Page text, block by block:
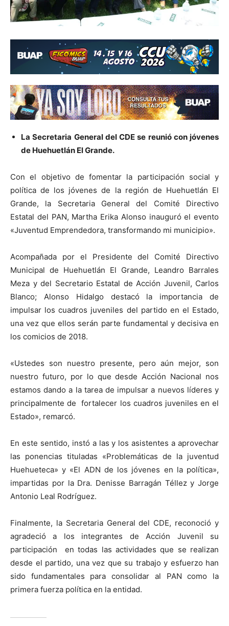
La Secretaria General del CDE se reunió con jóvenes
de Huehuetlán El Grande.
Con el objetivo de fomentar la participación social y
política de los jóvenes de la región de Huehuetlán El
Grande, la Secretaria General del Comité Directivo
Estatal del PAN, Martha Erika Alonso inauguró el evento
«Juventud Emprendedora, transformando mi municipio».
Acompañada por el Presidente del Comité Directivo
Municipal de Huehuetlán El Grande, Leandro Barrales
Meza y del Secretario Estatal de Acción Juvenil, Carlos
Blanco; Alonso Hidalgo destacó la importancia de
impulsar los cuadros juveniles del partido en el Estado,
una vez que ellos serán parte fundamental y decisiva en
los comicios de 2018.
«Ustedes son nuestro presente, pero aún mejor, son
nuestro futuro, por lo que desde Acción Nacional nos
estamos dando a la tarea de impulsar a nuevos líderes y
principalmente de fortalecer los cuadros juveniles en el
Estado», remarcó.
En este sentido, instó a las y los asistentes a aprovechar
las ponencias tituladas «Problemáticas de la juventud
Huehueteca» y «El ADN de los jóvenes en la política»,
impartidas por la Dra. Denisse Barragán Téllez y Jorge
Antonio Leal Rodríguez.
Finalmente, la Secretaria General del CDE, reconoció y
agradeció a los integrantes de Acción Juvenil su
participación en todas las actividades que se realizan
desde el partido, una vez que su trabajo y esfuerzo han
sido fundamentales para consolidar al PAN como la
primera fuerza política en la entidad.